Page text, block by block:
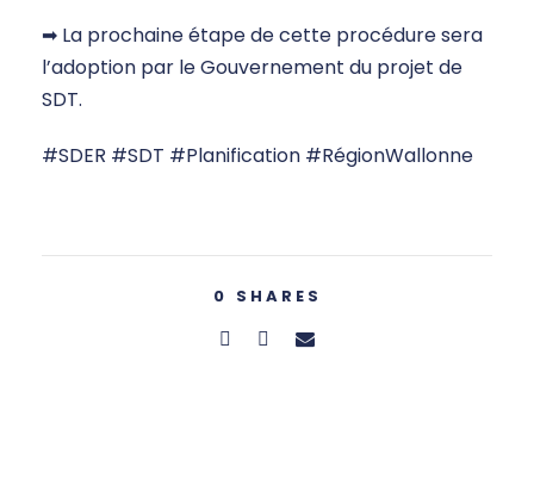
➡ La prochaine étape de cette procédure sera
l’adoption par le Gouvernement du projet de
SDT.
#SDER #SDT #Planification #RégionWallonne
0 SHARES